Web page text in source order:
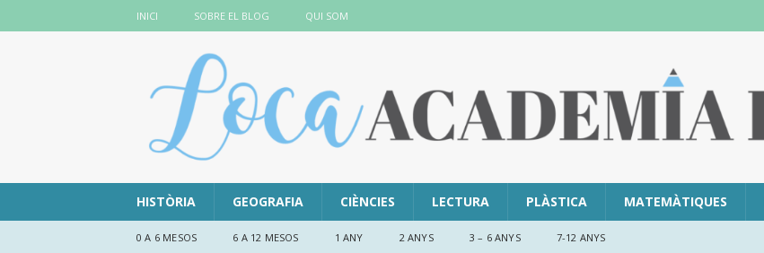
INICI SOBRE EL BLOG QUI SOM
HISTÒRIA GEOGRAFIA CIÈNCIES LECTURA PLÀSTICA MATEMÀTIQUES
0 A 6 MESOS 6 A 12 MESOS 1 ANY 2 ANYS 3 – 6 ANYS 7-12 ANYS